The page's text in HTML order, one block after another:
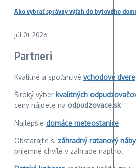
Ako vybrať správny výťah do bytového
júl 01, 2026
Partneri
Kvalitné a spoľahlivé vchodové dvere
Široký výber kvalitných
ceny nájdete na odpudzovace.sk
Najlepšie domáce meteostanice
Obstarajte si záhradný ratanový
príjemné chvíle v záhrade naplno.